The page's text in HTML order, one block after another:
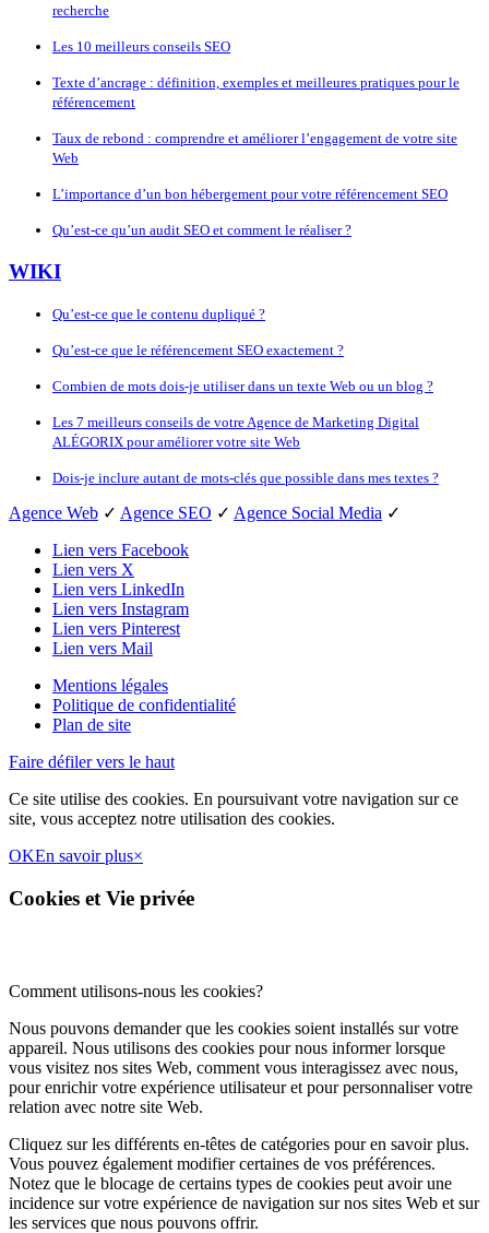
recherche
Les 10 meilleurs conseils SEO
Texte d’ancrage : définition, exemples et meilleures pratiques pour le
référencement
Taux de rebond : comprendre et améliorer l’engagement de votre site
Web
L’importance d’un bon hébergement pour votre référencement SEO
Qu’est-ce qu’un audit SEO et comment le réaliser ?
WIKI
Qu’est-ce que le contenu dupliqué ?
Qu’est-ce que le référencement SEO exactement ?
Combien de mots dois-je utiliser dans un texte Web ou un blog ?
Les 7 meilleurs conseils de votre Agence de Marketing Digital
ALÉGORIX pour améliorer votre site Web
Dois-je inclure autant de mots-clés que possible dans mes textes ?
Agence Web ✓ Agence SEO ✓ Agence Social Media ✓
Lien vers Facebook
Lien vers X
Lien vers LinkedIn
Lien vers Instagram
Lien vers Pinterest
Lien vers Mail
Mentions légales
Politique de confidentialité
Plan de site
Faire défiler vers le haut
Ce site utilise des cookies. En poursuivant votre navigation sur ce
site, vous acceptez notre utilisation des cookies.
OKEn savoir plus×
Cookies et Vie privée
Comment utilisons-nous les cookies?
Nous pouvons demander que les cookies soient installés sur votre
appareil. Nous utilisons des cookies pour nous informer lorsque
vous visitez nos sites Web, comment vous interagissez avec nous,
pour enrichir votre expérience utilisateur et pour personnaliser votre
relation avec notre site Web.
Cliquez sur les différents en-têtes de catégories pour en savoir plus.
Vous pouvez également modifier certaines de vos préférences.
Notez que le blocage de certains types de cookies peut avoir une
incidence sur votre expérience de navigation sur nos sites Web et sur
les services que nous pouvons offrir.